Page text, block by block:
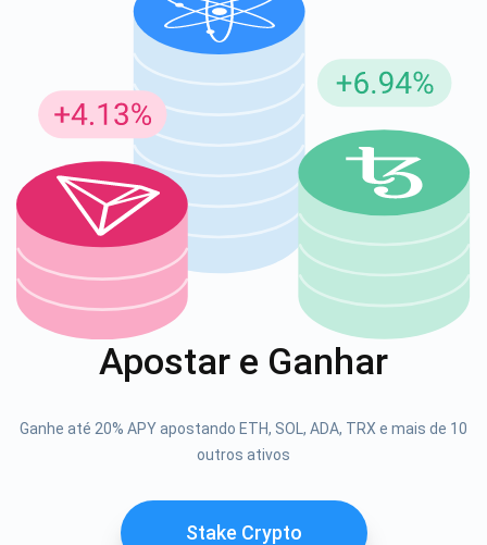
Apostar e Ganhar
Ganhe até 20% APY apostando ETH, SOL, ADA, TRX e mais de 10
outros ativos
Stake Crypto
1000.000
SE
INSCREVER
support@atomicwallet.io
Confira nosso YouTube
Inscreva-se para atualizações
Seja o primeiro a receber as últimas atualizações do
projeto e guias de criptografia
Se inscrever